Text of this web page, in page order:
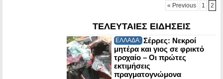
« Previous 1 2
ΤΕΛΕΥΤΑΙΕΣ ΕΙΔΗΣΕΙΣ
ΕΛΛΑΔΑ: Σέρρες: Νεκροί
μητέρα και γιος σε φρικτό
τροχαίο – Οι πρώτες
εκτιμήσεις
πραγματογνώμονα